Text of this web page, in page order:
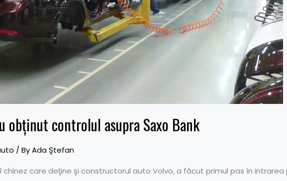
obţinut controlul asupra Saxo Bank
/ ByAda Ştefan
chinez care deţine şi constructorul auto Volvo, a făcut primul pas în intrarea